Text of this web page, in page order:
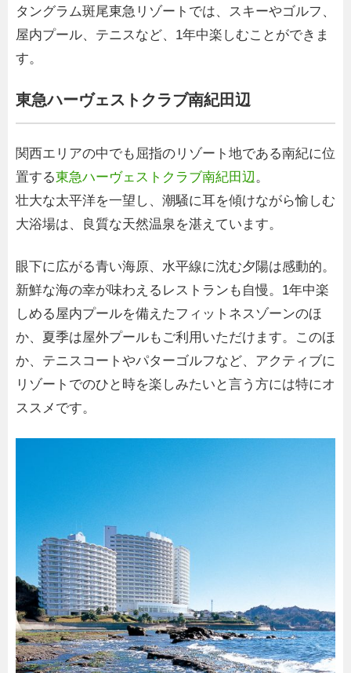
タングラム斑尾東急リゾートでは、スキーやゴルフ、
屋内プール、テニスなど、1年中楽しむことができま
す。
東急ハーヴェストクラブ南紀田辺
関西エリアの中でも屈指のリゾート地である南紀に位
置する東急ハーヴェストクラブ南紀田辺。
壮大な太平洋を一望し、潮騒に耳を傾けながら愉しむ
大浴場は、良質な天然温泉を湛えています。
眼下に広がる青い海原、水平線に沈む夕陽は感動的。
新鮮な海の幸が味わえるレストランも自慢。1年中楽
しめる屋内プールを備えたフィットネスゾーンのほ
か、夏季は屋外プールもご利用いただけます。このほ
か、テニスコートやパターゴルフなど、アクティブに
リゾートでのひと時を楽しみたいと言う方には特にオ
ススメです。